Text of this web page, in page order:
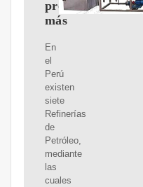
procesar
más
En
el
Perú
existen
siete
Refinerías
de
Petróleo,
mediante
las
cuales